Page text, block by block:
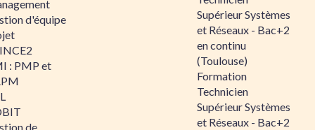
d'équipe
: PMP et
de
Supérieur Systèmes
et Réseaux - Bac+2
en continu
(Toulouse)
Formation
Technicien
Supérieur Systèmes
et Réseaux - Bac+2